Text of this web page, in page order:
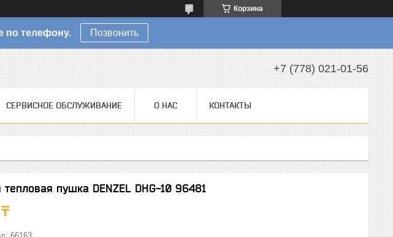
Корзина
по телефону. Позвонить
+7 (778) 021-01-56
СЕРВИСНОЕ ОБСЛУЖИВАНИЕ О НАС КОНТАКТЫ
пушка DENZEL DHG-10 96481